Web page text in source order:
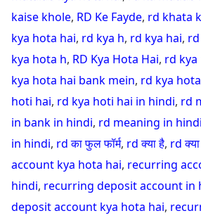
kaise khole, RD Ke Fayde, rd khata
kya hota hai, rd kya h, rd kya hai,
kya hota h, RD Kya Hota Hai, rd
kya hota hai bank mein, rd kya
hoti hai, rd kya hoti hai in hindi, rd
in bank in hindi, rd meaning in hindi
in hindi, rd का फुल फॉर्म, rd क्या है, rd क्या
account kya hota hai, recurring
hindi, recurring deposit account in
deposit account kya hota hai,